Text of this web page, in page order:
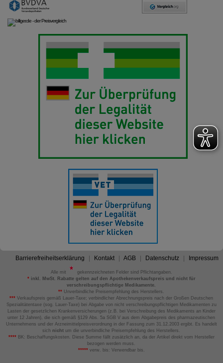
Barrierefreiheitserklärung Kontakt AGB Datenschutz Impressum
Alle mit
gekennzeichneten Felder sind Pflichtangaben.
*inkl. MwSt. Rabatte gelten auf den Apothekenverkaufspreis und nicht für
verschreibungspflichtige Medikamente.
** Unverbindliche Preisempfehlung des Herstellers.
*** Verkaufspreis gemäß Lauer-Taxe; verbindlicher Abrechnungspreis nach der Großen Deutschen
Spezialitätentaxe (sog. Lauer-Taxe) bei Abgabe von nicht verschreibungspflichtigen Medikamenten zu
Lasten der gesetzlichen Krankenversicherungen (z.B. bei Verschreibung des Medikaments an Kinder
unter 12 Jahren), die sich gemäß §129 Abs. 5a SGB V aus dem Abgabepreis des pharmazeutischen
Unternehmens und der Arzneimittelpreisverordnung in der Fassung zum 31.12.2003 ergibt. Es handelt
sich nicht um die unverbindliche Preisempfehlung des Herstellers.
****BK: Beschaffungskosten. Diese Summe fällt zusätzlich an, da der Artikel direkt vom Hersteller
bezogen werden muss.
*****verw. bis: Verwendbar bis.